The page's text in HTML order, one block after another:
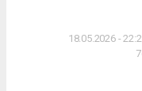
18.05.2026 -